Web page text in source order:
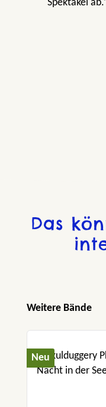
Spektakel
Das
Produktgalerie
Weitere Bände
Neu